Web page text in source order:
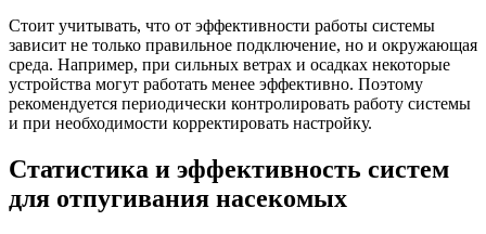
Стоит учитывать, что от эффективности работы системы
зависит не только правильное подключение, но и окружающая
среда. Например, при сильных ветрах и осадках некоторые
устройства могут работать менее эффективно. Поэтому
рекомендуется периодически контролировать работу системы
и при необходимости корректировать настройку.
Статистика и эффективность систем
для отпугивания насекомых